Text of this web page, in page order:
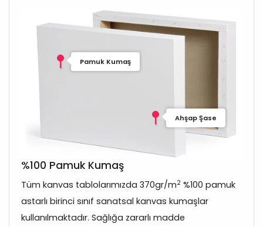
Pamuk Kumaş
Ahşap Şase
%100 Pamuk Kumaş
Tüm kanvas tablolarımızda 370gr/m2 %100 pamuk
astarlı birinci sınıf sanatsal kanvas kumaşlar
kullanılmaktadır. Sağlığa zararlı madde